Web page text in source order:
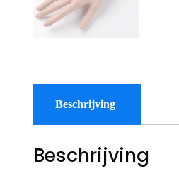
Beschrijving
Beschrijving